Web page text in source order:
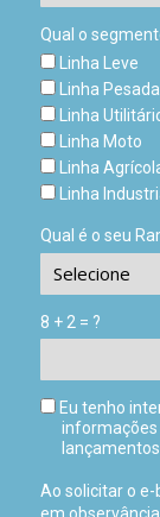
Qual o
Linha Leve
Linha Pesada
Linha
Linha Moto
Linha
Linha
Qual é o seu
8 + 2 = ?
Eu tenho
informações
Ao solicitar o